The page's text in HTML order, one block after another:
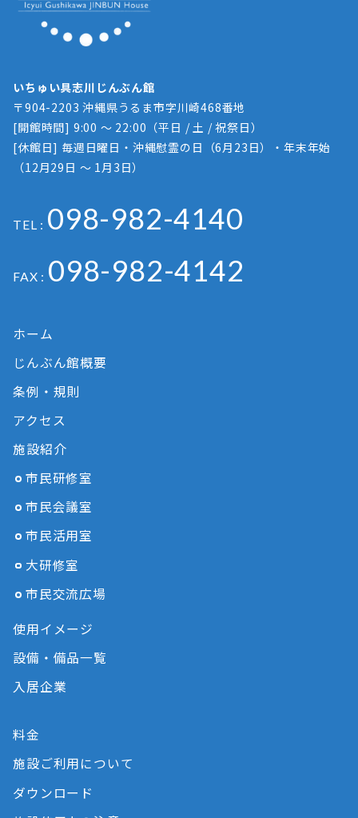
いちゅい具志川じんぶん館
〒904-2203 沖縄県うるま市字川崎468番地
[開館時間] 9:00 ～ 22:00（平日 / 土 / 祝祭日）
[休館日] 毎週日曜日・沖縄慰霊の日（6月23日）・年末年始
（12月29日 ～ 1月3日）
TEL : 098-982-4140
FAX : 098-982-4142
ホーム
じんぶん館概要
条例・規則
アクセス
施設紹介
市民研修室
市民会議室
市民活用室
大研修室
市民交流広場
使用イメージ
設備・備品一覧
入居企業
料金
施設ご利用について
ダウンロード